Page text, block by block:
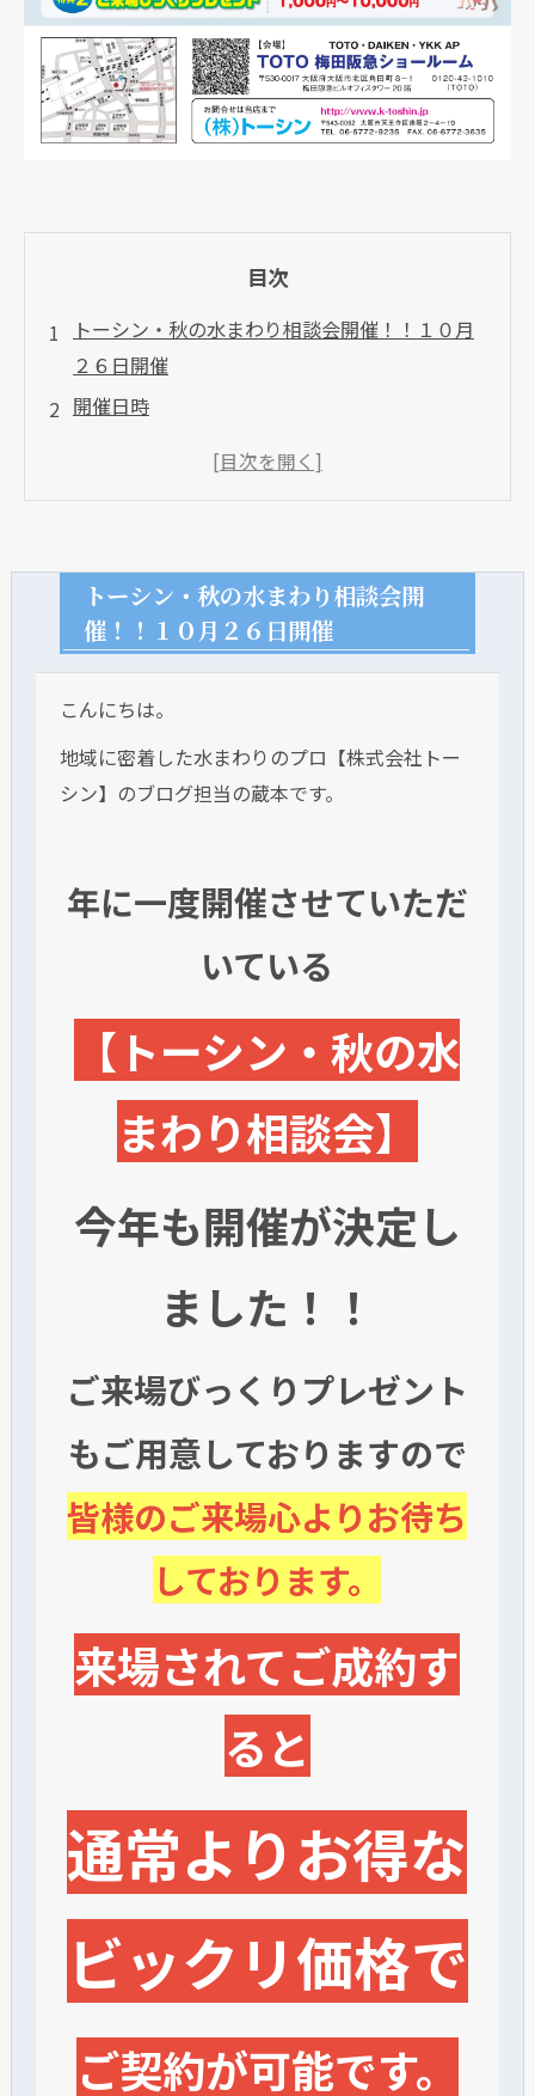
目次
トーシン・秋の水まわり相談会開催！！１０月
２６日開催
開催日時
周辺地図と道案内用ＱＲコード
トーシン・秋の水まわり相談会開
催！！１０月２６日開催
こんにちは。
地域に密着した水まわりのプロ【株式会社トー
シン】のブログ担当の蔵本です。
年に一度開催させていただ
いている
【トーシン・秋の水
まわり相談会】
今年も開催が決定し
ました！！
ご来場びっくりプレゼント
もご用意しておりますので
皆様のご来場心よりお待ち
しております。
来場されてご成約す
ると
通常よりお得な
ビックリ価格で
ご契約が可能です。